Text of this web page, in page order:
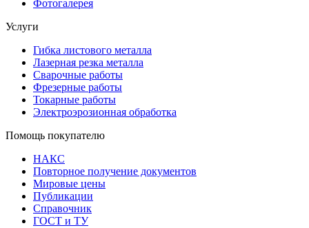
Фотогалерея
Услуги
Гибка листового металла
Лазерная резка металла
Сварочные работы
Фрезерные работы
Токарные работы
Электроэрозионная обработка
Помощь покупателю
НАКС
Повторное получение документов
Мировые цены
Публикации
Справочник
ГОСТ и ТУ